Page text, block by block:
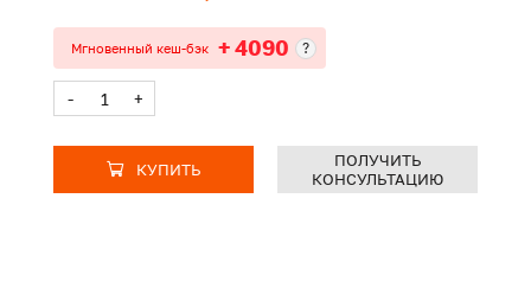
Мгновенный кеш-бэк + 4090 ?
- +
КУПИТЬ
ПОЛУЧИТЬ
КОНСУЛЬТАЦИЮ